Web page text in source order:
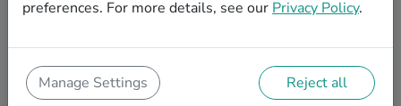
make your big day perfect. With SofaConcerts youll
find professional and authentic Pop singers that can
perform a whole range of songs and genres. Maybe
preferences. For more details, see our Privacy Policy.
Manage Settings Reject all